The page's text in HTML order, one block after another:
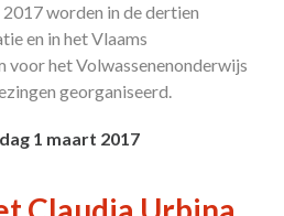
worden in de dertien
en in het Vlaams
voor het Volwassenenonderwijs
georganiseerd.
1 maart 2017